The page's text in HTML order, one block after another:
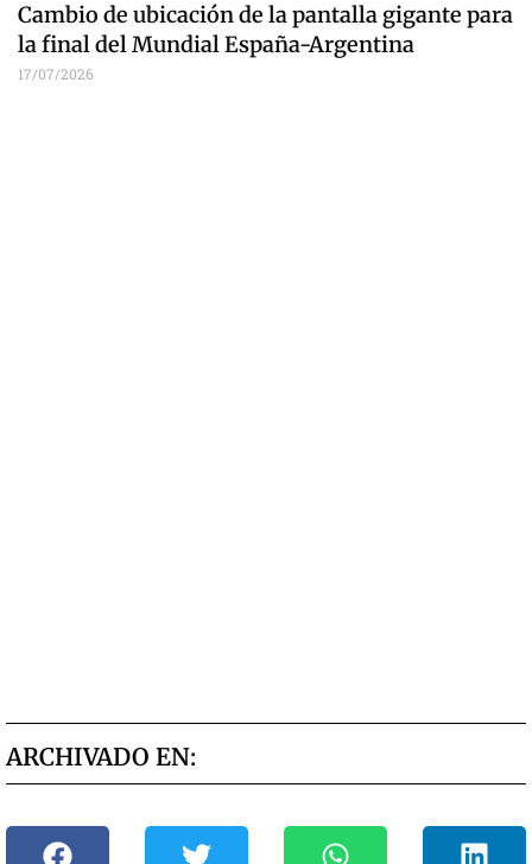
Cambio de ubicación de la pantalla gigante para
la final del Mundial España-Argentina
17/07/2026
ARCHIVADO EN: